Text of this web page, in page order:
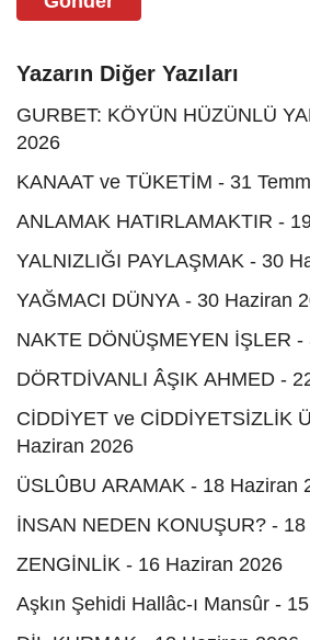
Yazarın Diğer Yazıları
GURBET: KÖYÜN HÜZÜNLÜ
2026
KANAAT ve TÜKETİM - 31
ANLAMAK HATIRLAMAKTIR -
YALNIZLIĞI PAYLAŞMAK - 30
YAĞMACI DÜNYA - 30 Haziran
NAKTE DÖNÜŞMEYEN İŞLER
DÖRTDİVANLI ÂŞIK AHMED -
CİDDİYET ve CİDDİYETSİZLİK
Haziran 2026
ÜSLÛBU ARAMAK - 18 Haziran
İNSAN NEDEN KONUŞUR? -
ZENGİNLİK - 16 Haziran 2026
Aşkın Şehidi Hallâc-ı Mansûr -